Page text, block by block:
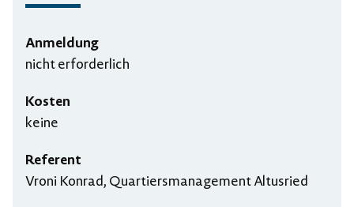
Anmeldung
nicht erforderlich
Kosten
keine
Referent
Vroni Konrad, Quartiersmanagement Altusried